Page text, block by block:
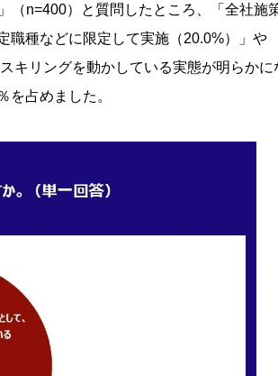
（n=400）と質問したところ、「全社施
職種などに限定して実施（20.0%）」や
キリングを動かしている実態が明らかに
を占めました。